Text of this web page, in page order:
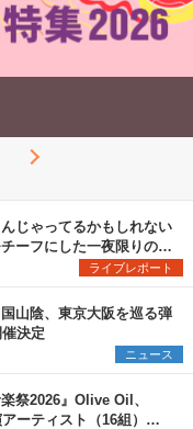
じゃってるかもしれない
ーフにした一夜限りのス
ポート
ライブレポート
山陰、東京大阪を巡る弾
決定
ニュース
祭2026』Olive Oil、
ーティスト（16組）を